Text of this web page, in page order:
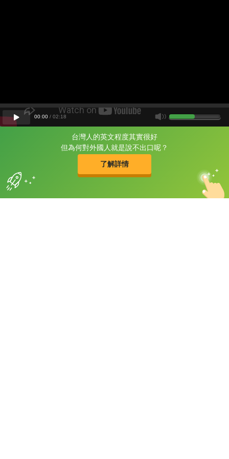
台灣人的英文程度其實很好
但為何對外國人就是說不出口呢？
了解詳情
片尾有
攻其不背
的品牌故事
00:00 / 02:18